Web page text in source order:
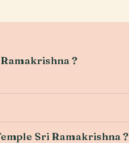
?
Sri Ramakrishna ?